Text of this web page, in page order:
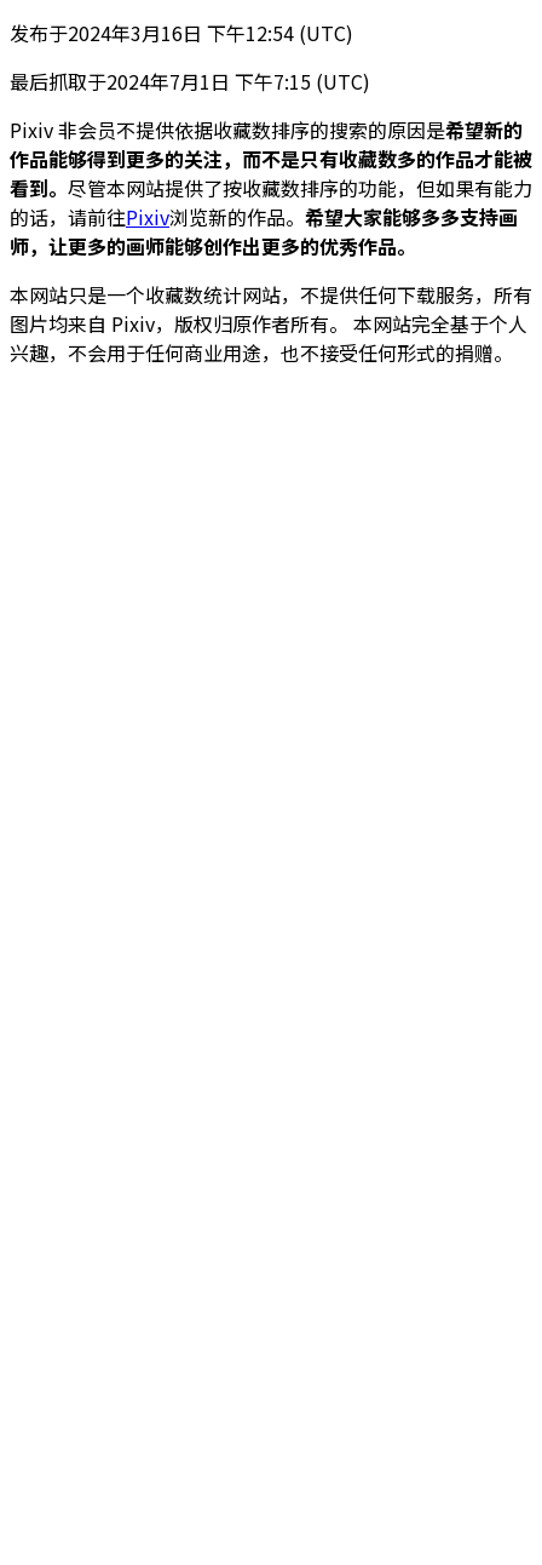
发布于2024年3月16日 下午12:54 (UTC)
最后抓取于2024年7月1日 下午7:15 (UTC)
Pixiv 非会员不提供依据收藏数排序的搜索的原因是希望新的
作品能够得到更多的关注，而不是只有收藏数多的作品才能被
看到。 尽管本网站提供了按收藏数排序的功能，但如果有能力
的话，请前往Pixiv浏览新的作品。 希望大家能够多多支持画
师，让更多的画师能够创作出更多的优秀作品。
本网站只是一个收藏数统计网站，不提供任何下载服务，所有
图片均来自 Pixiv，版权归原作者所有。 本网站完全基于个人
兴趣，不会用于任何商业用途，也不接受任何形式的捐赠。